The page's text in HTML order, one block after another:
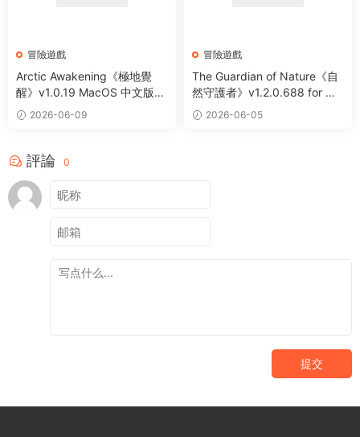
冒險遊戲
Arctic Awakening《極地覺
醒》v1.0.19 MacOS 中文版
第一人稱生存叙事冒險遊戲
2026-06-09
冒險遊戲
The Guardian of Nature《自
然守護者》v1.2.0.688 for Ma
c 中文版 手繪風格變身冒險遊
戲
2026-06-05
評論 0
提交